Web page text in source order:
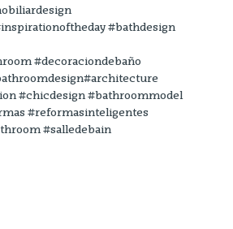
#bathdesign
#decoraciondebaño
#chicdesign #bathroommodel
#reformasinteligentes
#salledebain